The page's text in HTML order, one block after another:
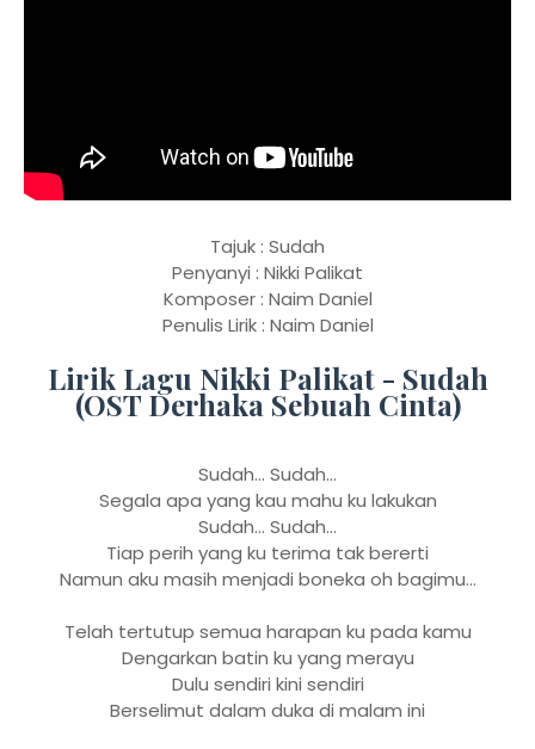
Tajuk : Sudah
Penyanyi : Nikki Palikat
Komposer : Naim Daniel
Penulis Lirik : Naim Daniel
Lirik Lagu Nikki Palikat - Sudah
(OST Derhaka Sebuah Cinta)
Sudah... Sudah...
Segala apa yang kau mahu ku lakukan
Sudah... Sudah...
Tiap perih yang ku terima tak bererti
Namun aku masih menjadi boneka oh bagimu...
Telah tertutup semua harapan ku pada kamu
Dengarkan batin ku yang merayu
Dulu sendiri kini sendiri
Berselimut dalam duka di malam ini